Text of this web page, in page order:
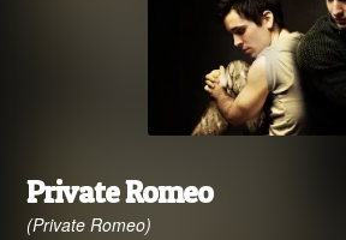
Private Romeo
(Private Romeo)